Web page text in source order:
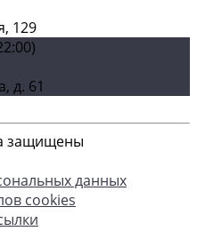
129
д. 61
защищены
данных
cookies